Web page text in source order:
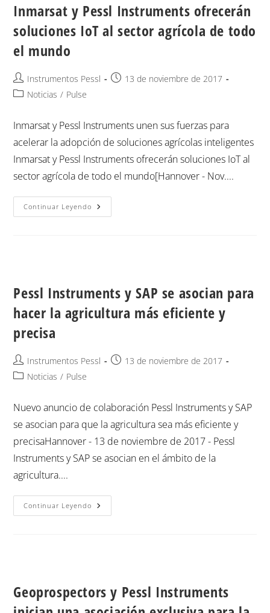
Inmarsat y Pessl Instruments ofrecerán
soluciones IoT al sector agrícola de todo
el mundo
Instrumentos Pessl
13 de noviembre de 2017
Noticias / Pulse
Inmarsat y Pessl Instruments unen sus fuerzas para
acelerar la adopción de soluciones agrícolas inteligentes
Inmarsat y Pessl Instruments ofrecerán soluciones IoT al
sector agrícola de todo el mundo[Hannover - Nov....
Continuar Leyendo
Pessl Instruments y SAP se asocian para
hacer la agricultura más eficiente y
precisa
Instrumentos Pessl
13 de noviembre de 2017
Noticias / Pulse
Nuevo anuncio de colaboración Pessl Instruments y SAP
se asocian para que la agricultura sea más eficiente y
precisaHannover - 13 de noviembre de 2017 - Pessl
Instruments y SAP se asocian en el ámbito de la
agricultura....
Continuar Leyendo
Geoprospectors y Pessl Instruments